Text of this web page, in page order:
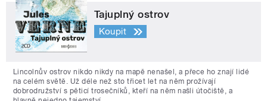
Tajuplný ostrov
Koupit
Lincolnův ostrov nikdo nikdy na mapě nenašel, a přece ho znají lidé
na celém světě. Už déle než sto třicet let na něm prožívají
dobrodružství s pěticí trosečníků, kteří na něm našli útočiště, a